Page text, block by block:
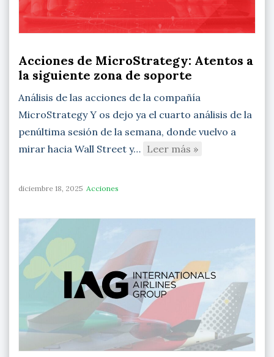
Acciones de MicroStrategy: Atentos a
la siguiente zona de soporte
Análisis de las acciones de la compañía
MicroStrategy Y os dejo ya el cuarto análisis de la
penúltima sesión de la semana, donde vuelvo a
mirar hacia Wall Street y… Leer más »
diciembre 18, 2025 Acciones